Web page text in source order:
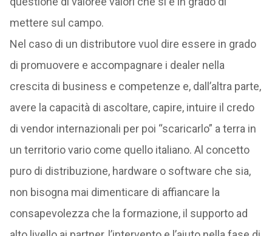
mettere sul campo.
Nel caso di un distributore vuol dire essere in grado
di promuovere e accompagnare i dealer nella
crescita di business e competenze e, dall’altra parte,
avere la capacità di ascoltare, capire, intuire il credo
di vendor internazionali per poi “scaricarlo” a terra in
un territorio vario come quello italiano. Al concetto
puro di distribuzione, hardware o software che sia,
non bisogna mai dimenticare di affiancare la
consapevolezza che la formazione, il supporto ad